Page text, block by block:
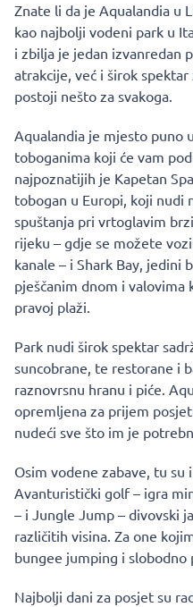
Znate li da je Aqualandia u
kao najbolji vodeni park u
i zbilja je jedan izvanredan
atrakcije, već i širok
postoji nešto za svakoga.
Aqualandia je mjesto puno
toboganima koji će vam
najpoznatijih je Kapetan
tobogan u Europi, koji nudi
spuštanja pri vrtoglavim
rijeku – gdje se možete
kanale – i Shark Bay, jedini
pješčanim dnom i valovima
pravoj plaži.
Park nudi širok spektar
suncobrane, te restorane i
raznovrsnu hranu i piće.
opremljena za prijem
nudeći sve što im je
Osim vodene zabave, tu su
Avanturistički golf – igra
– i Jungle Jump – divovski
različitih visina. Za one
bungee jumping i slobodno
Najbolji dani za posjet su